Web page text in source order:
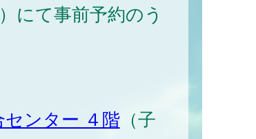
にて事前予約のう
ンター ４階（子